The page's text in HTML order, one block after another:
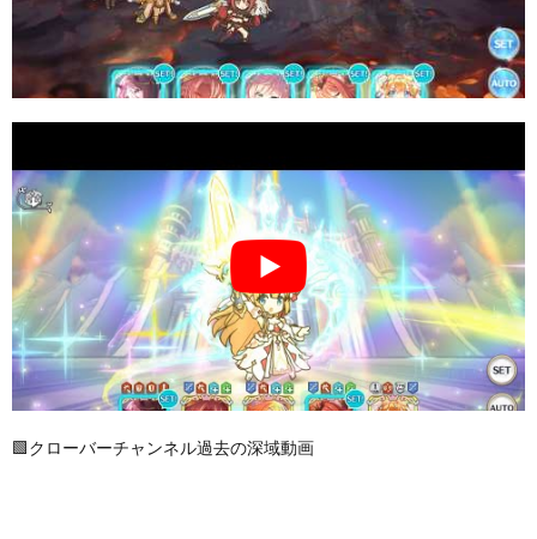
🟩クローバーチャンネル過去の深域動画